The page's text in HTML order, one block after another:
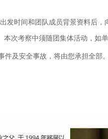
发时间和团队成员背景资料后
本次考察中须随团集体活动，如
及安全事故，将由您承担全部。